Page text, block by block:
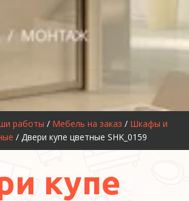
работы / Мебель на заказ / Шкафы и
/ Двери купе цветные SHK_0159
купе